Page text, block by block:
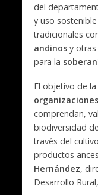
del
y uso
tradicionales
andinosy otras
para la
El objetivo de
comprendan,
biodiversidad
través del
productos
Hernández,
Desarrollo